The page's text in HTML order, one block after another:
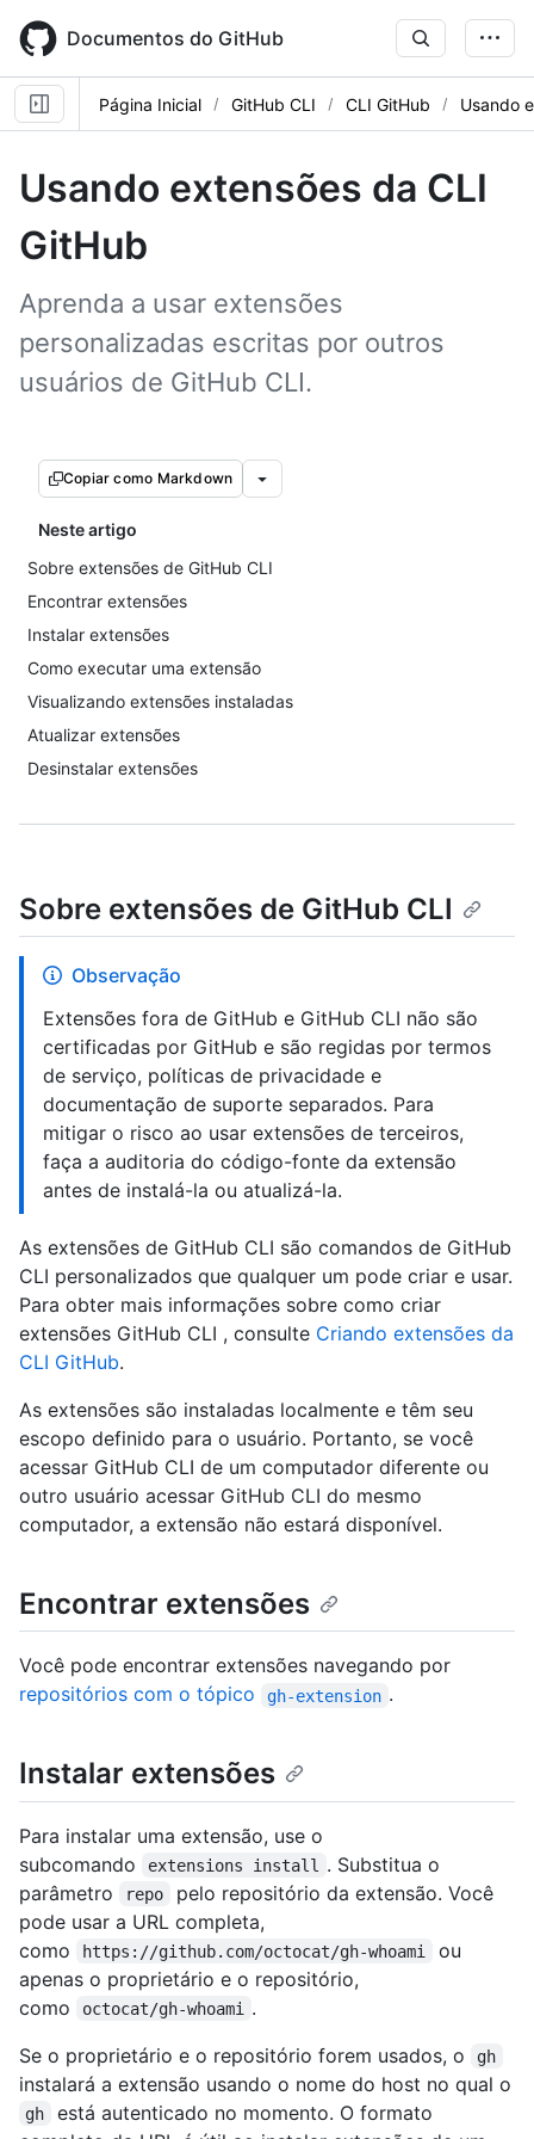
main
content
Documentos do GitHub
Página Inicial GitHub CLI CLI GitHub Usando
Usando extensões da CLI
GitHub
Aprenda a usar extensões
personalizadas escritas por outros
usuários de GitHub CLI.
Copiar como Markdown
Neste artigo
Sobre extensões de GitHub CLI
Encontrar extensões
Instalar extensões
Como executar uma extensão
Visualizando extensões instaladas
Atualizar extensões
Desinstalar extensões
Sobre extensões de GitHub CLI
Observação
Extensões fora de GitHub e GitHub CLI não são
certificadas por GitHub e são regidas por termos
de serviço, políticas de privacidade e
documentação de suporte separados. Para
mitigar o risco ao usar extensões de terceiros,
faça a auditoria do código-fonte da extensão
antes de instalá-la ou atualizá-la.
As extensões de GitHub CLI são comandos de GitHub
CLI personalizados que qualquer um pode criar e usar.
Para obter mais informações sobre como criar
extensões GitHub CLI , consulte Criando extensões da
CLI GitHub.
As extensões são instaladas localmente e têm seu
escopo definido para o usuário. Portanto, se você
acessar GitHub CLI de um computador diferente ou
outro usuário acessar GitHub CLI do mesmo
computador, a extensão não estará disponível.
Encontrar extensões
Você pode encontrar extensões navegando por
repositórios com o tópico
gh-extension .
Instalar extensões
Para instalar uma extensão, use o
subcomando
extensions install
. Substitua o
parâmetro
repo
pelo repositório da extensão. Você
pode usar a URL completa,
como
https://github.com/octocat/gh-whoami
ou
apenas o proprietário e o repositório,
como
octocat/gh-whoami
.
Se o proprietário e o repositório forem usados, o
gh
instalará a extensão usando o nome do host no qual o
gh
está autenticado no momento. O formato